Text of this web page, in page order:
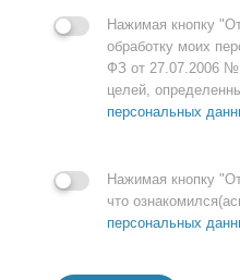
Нажимая кнопку
обработку моих
ФЗ от 27.07.2006
целей,
персональных
Нажимая кнопку
что
персональных